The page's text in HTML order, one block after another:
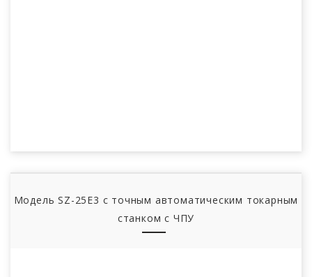
Модель SZ-25E3 с точным автоматическим токарным
станком с ЧПУ